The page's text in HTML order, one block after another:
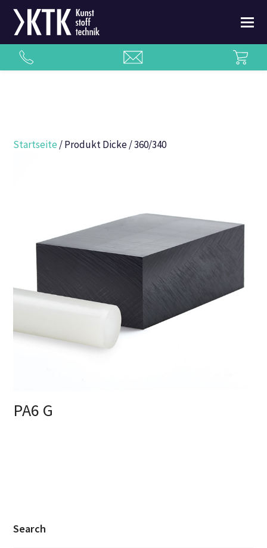
Startseite / Produkt Dicke / 360/340
PA6 G
Search